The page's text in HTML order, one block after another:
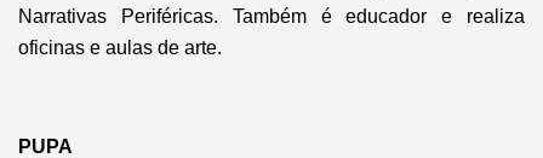
Narrativas Periféricas. Também é educador e realiza
oficinas e aulas de arte.
PUPA